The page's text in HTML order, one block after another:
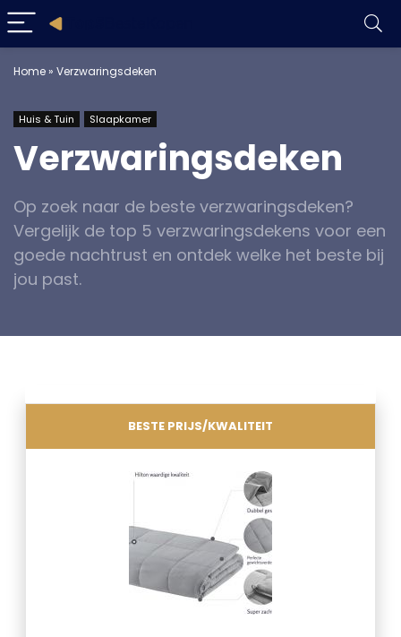
Home» Verzwaringsdeken
Huis & Tuin Slaapkamer
Verzwaringsdeken
Op zoek naar de beste verzwaringsdeken?
Vergelijk de top 5 verzwaringsdekens voor een
goede nachtrust en ontdek welke het beste bij
jou past.
BESTE PRIJS/KWALITEIT